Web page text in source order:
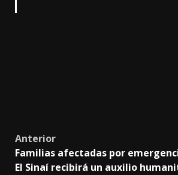
Post
navigation
Anterior
Familias afectadas por
El Sinaí recibirá un auxilio